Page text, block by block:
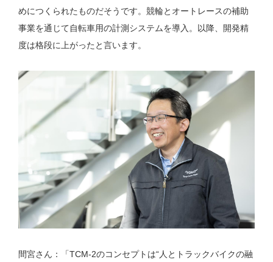
めにつくられたものだそうです。競輪とオートレースの補助
事業を通じて自転車用の計測システムを導入。以降、開発精
度は格段に上がったと言います。
間宮さん：「TCM-2のコンセプトは“人とトラックバイクの融